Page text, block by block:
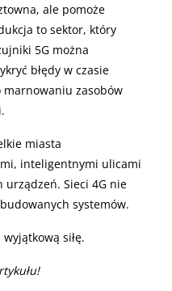
ale pomoże
to sektor, który
5G można
błędy w czasie
marnowaniu zasobów
miasta
inteligentnymi ulicami
urządzeń. Sieci 4G nie
systemów.
siłę.